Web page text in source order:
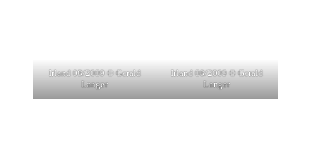
Irland 08/2009 © Gerald
Langer
Irland 08/2009 © Gerald
Langer